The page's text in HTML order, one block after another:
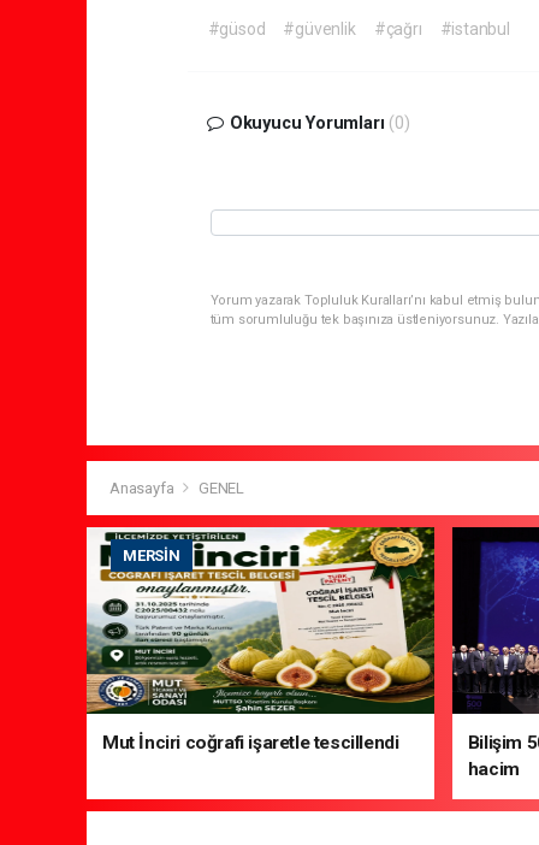
#güsod #güvenlik #çağrı #istanbul
Okuyucu Yorumları (0)
Yorum yazarak Topluluk Kuralları’nı kabul etmiş
tüm sorumluluğu tek başınıza üstleniyorsunuz.
Anasayfa GENEL
MERSIN
Mut İnciri coğrafi işaretle tescillendi
Bilişim
hacim